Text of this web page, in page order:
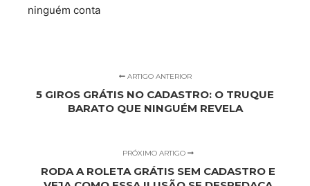
ninguém conta
ARTIGO ANTERIOR
5 GIROS GRÁTIS NO CADASTRO: O TRUQUE
BARATO QUE NINGUÉM REVELA
PRÓXIMO ARTIGO
RODA A ROLETA GRÁTIS SEM CADASTRO E